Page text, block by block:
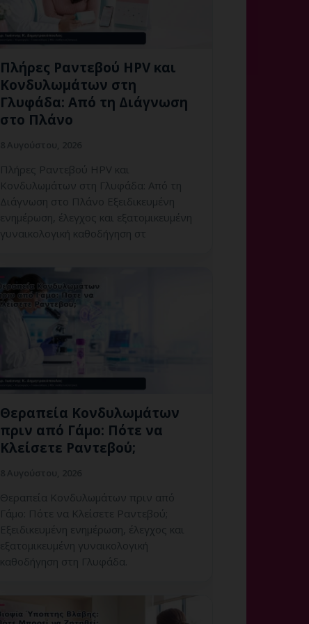
Πλήρες Ραντεβού HPV και
Κονδυλωμάτων στη
Γλυφάδα: Από τη Διάγνωση
στο Πλάνο
Πλήρες Ραντεβού HPV και
Κονδυλωμάτων στη Γλυφάδα: Από τη
Διάγνωση στο Πλάνο Εξειδικευμένη
ενημέρωση, έλεγχος και εξατομικευμένη
γυναικολογική καθοδήγηση στ
Θεραπεία Κονδυλωμάτων
πριν από Γάμο: Πότε να
Κλείσετε Ραντεβού;
Θεραπεία Κονδυλωμάτων πριν από
Γάμο: Πότε να Κλείσετε Ραντεβού;
Εξειδικευμένη ενημέρωση, έλεγχος και
εξατομικευμένη γυναικολογική
καθοδήγηση στη Γλυφάδα.